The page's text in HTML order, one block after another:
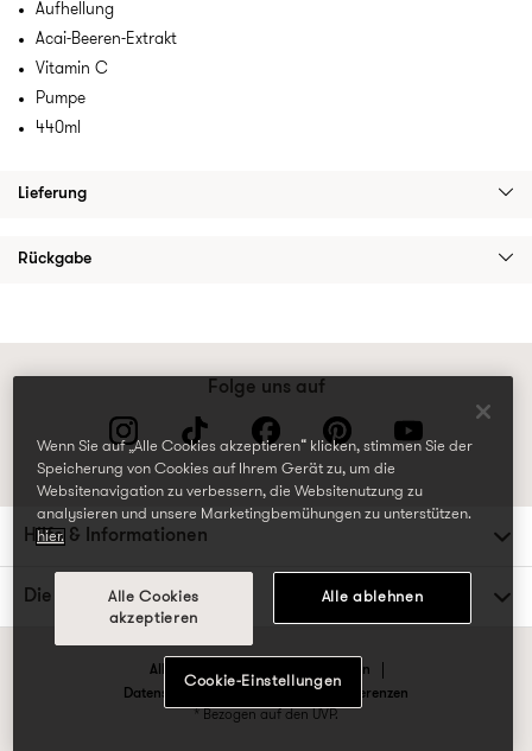
Aufhellung
Acai-Beeren-Extrakt
Vitamin C
Pumpe
440ml
Lieferung
Rückgabe
Folge uns auf
Hilfe & Informationen
Die TK Maxx Familie
Allgemeine Geschäftsbedingungen
Datenschutzrichtlinien & Cookie-Präferenzen
* Bezogen auf den UVP.
Wenn Sie auf „Alle Cookies akzeptieren“ klicken, stimmen Sie der
Speicherung von Cookies auf Ihrem Gerät zu, um die
Websitenavigation zu verbessern, die Websitenutzung zu
analysieren und unsere Marketingbemühungen zu unterstützen.
hier.
Alle Cookies
akzeptieren
Alle ablehnen
Cookie-Einstellungen